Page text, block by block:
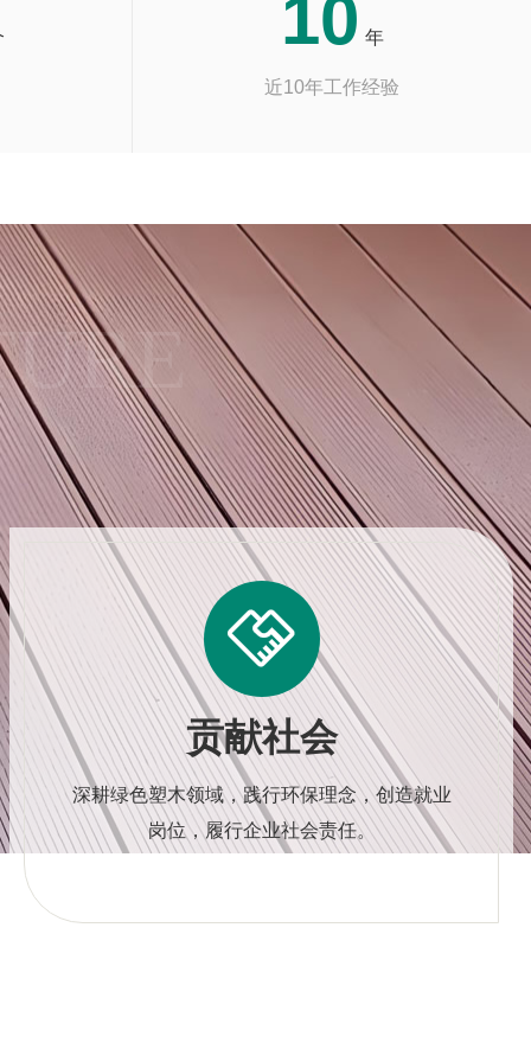
10 年
近10年工作经验

贡献社会
深耕绿色塑木领域，践行环保理念，创造就业
岗位，履行企业社会责任。